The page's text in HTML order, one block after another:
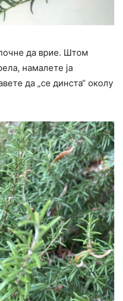
да врие. Штом
намалете ја
да „се динста“ околу